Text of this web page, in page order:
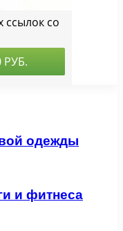
одежды
и фитнеса